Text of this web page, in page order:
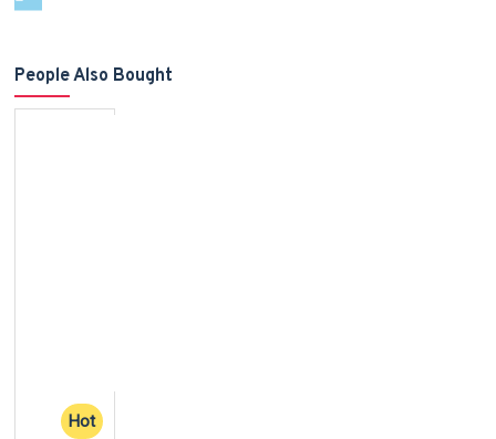
People Also Bought
Hot